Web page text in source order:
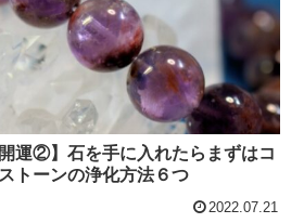
運②】石を手に入れたらまずはコ
トーンの浄化方法６つ
2022.07.21